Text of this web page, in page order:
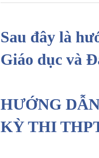
Sau đây là
Giáo dục và
HƯỚNG
KỲ THI